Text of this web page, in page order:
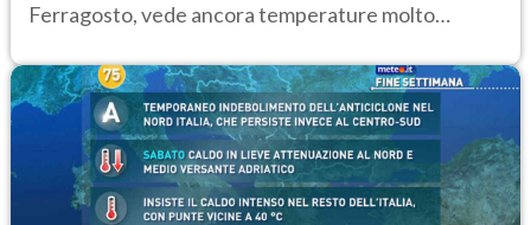
Ferragosto, vede ancora temperature molto